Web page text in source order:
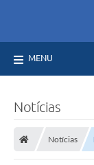
MENU
Notícias
Notícias